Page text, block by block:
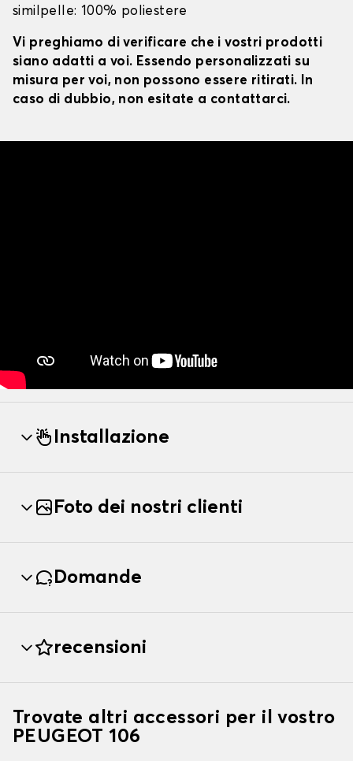
similpelle: 100% poliestere
Vi preghiamo di verificare che i vostri prodotti
siano adatti a voi. Essendo personalizzati su
misura per voi, non possono essere ritirati. In
caso di dubbio, non esitate a contattarci.
Installazione
Foto dei nostri clienti
Domande
recensioni
Trovate altri accessori per il vostro
PEUGEOT 106